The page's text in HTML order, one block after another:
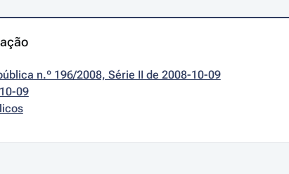
n.º 196/2008, Série II de 2008-10-09
09